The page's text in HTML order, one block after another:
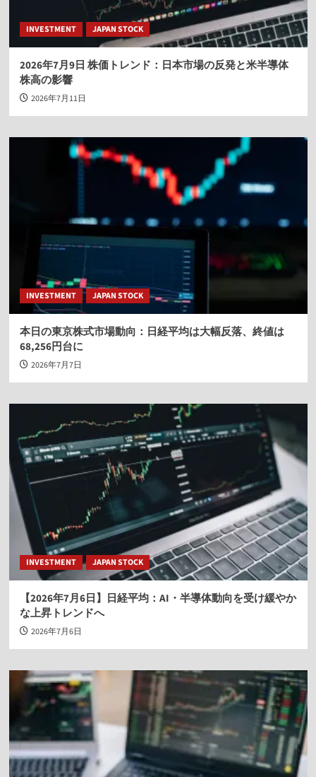
INVESTMENT JAPAN STOCK
2026年7月9日 株価トレンド：日本市場の反発と米半導体
株高の影響
2026年7月11日
INVESTMENT JAPAN STOCK
本日の東京株式市場動向：日経平均は大幅反落、終値は
68,256円台に
2026年7月7日
INVESTMENT JAPAN STOCK
【2026年7月6日】日経平均：AI・半導体動向を受け緩やか
な上昇トレンドへ
2026年7月6日